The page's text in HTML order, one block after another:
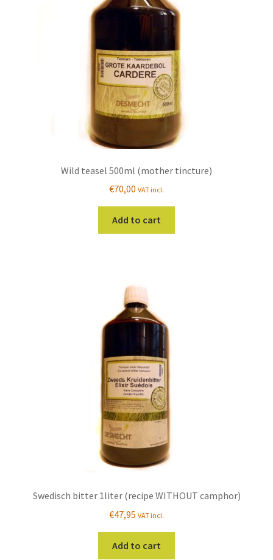
Wild teasel 500ml (mother tincture)
€70,00 VAT incl.
Add to cart
Swedisch bitter 1liter (recipe WITHOUT camphor)
€47,95 VAT incl.
Add to cart